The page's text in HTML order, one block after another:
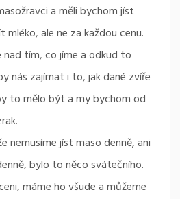
a měli bychom jíst
mléko, ale ne za každou cenu.
tím, co jíme a odkud to
nás zajímat i to, jak dané zvíře
to mělo být a my bychom od
nemusíme jíst maso denně, ani
bylo to něco svátečního.
máme ho všude a můžeme